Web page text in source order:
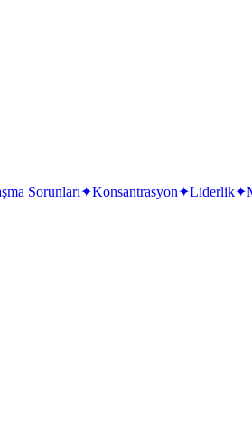
Sorunları✦Konsantrasyon✦Liderlik✦